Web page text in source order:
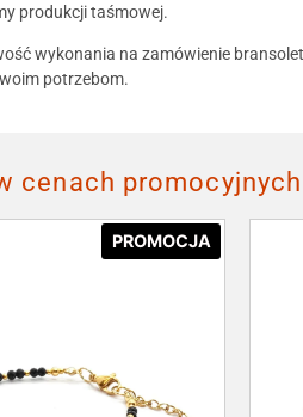
produkcji taśmowej.
wykonania na zamówienie
potrzebom.
cenach promocyjnych
PROMOCJA